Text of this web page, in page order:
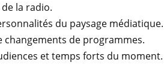
la radio.
du paysage médiatique.
changements de programmes.
et temps forts du moment.